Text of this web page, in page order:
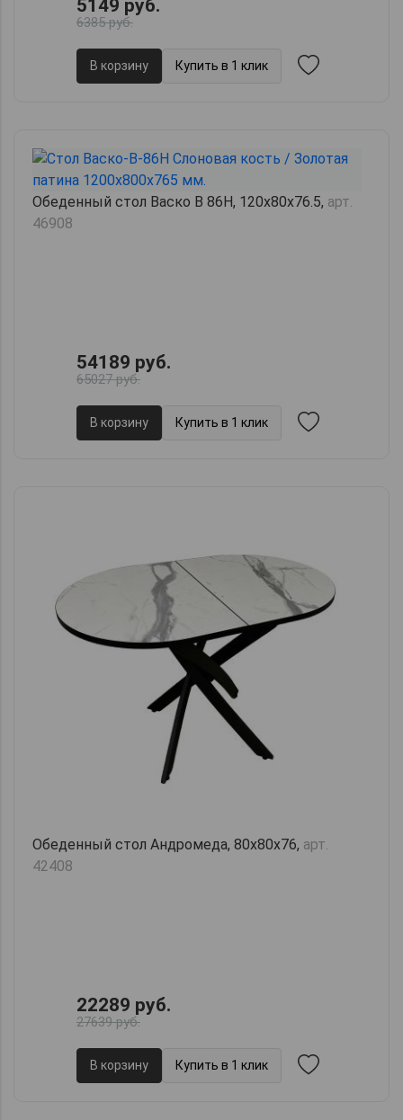
5149 руб.
6385 руб.
В корзину Купить в 1 клик
Обеденный стол Васко В 86H, 120х80х76.5, арт.
46908
54189 руб.
65027 руб.
В корзину Купить в 1 клик
Обеденный стол Андромеда, 80х80х76, арт.
42408
22289 руб.
27639 руб.
В корзину Купить в 1 клик